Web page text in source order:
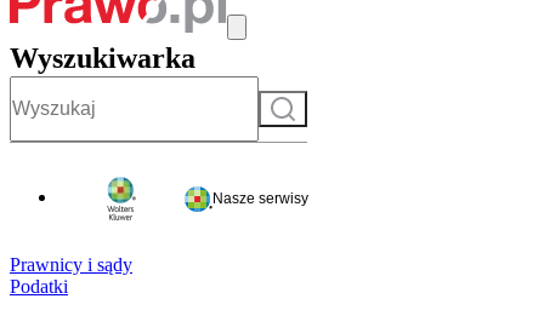
Wyszukiwarka
Szukaj
Nasze serwisy
Prawnicy i sądy
Podatki